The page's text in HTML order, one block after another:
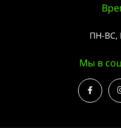
ПН-ВС,
Мы в